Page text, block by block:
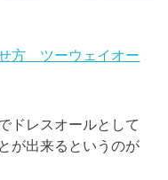
方 ツーウェイオー
ドレスオールとして
が出来るというのが